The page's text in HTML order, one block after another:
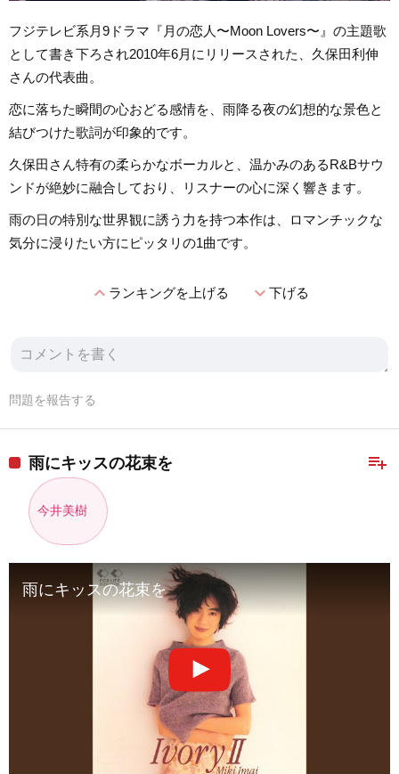
フジテレビ系月9ドラマ『月の恋人〜Moon Lovers〜』の主題歌
として書き下ろされ2010年6月にリリースされた、久保田利伸
さんの代表曲。
恋に落ちた瞬間の心おどる感情を、雨降る夜の幻想的な景色と
結びつけた歌詞が印象的です。
久保田さん特有の柔らかなボーカルと、温かみのあるR&Bサウ
ンドが絶妙に融合しており、リスナーの心に深く響きます。
雨の日の特別な世界観に誘う力を持つ本作は、ロマンチックな
気分に浸りたい方にピッタリの1曲です。
expand_lessランキングを上げる expand_more下げる
問題を報告する
playlist_add
雨にキッスの花束を
今井美樹
雨にキッスの花束を